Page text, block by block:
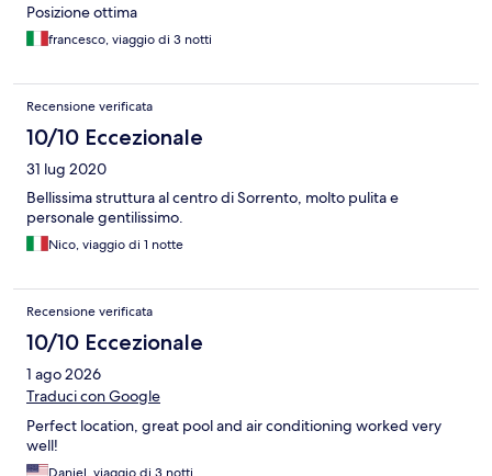
Posizione ottima
francesco, viaggio di 3 notti
Recensione verificata
10/10 Eccezionale
31 lug 2020
Bellissima struttura al centro di Sorrento, molto pulita e
personale gentilissimo.
Nico, viaggio di 1 notte
Recensione verificata
10/10 Eccezionale
1 ago 2026
Traduci con Google
Perfect location, great pool and air conditioning worked very
well!
Daniel, viaggio di 3 notti